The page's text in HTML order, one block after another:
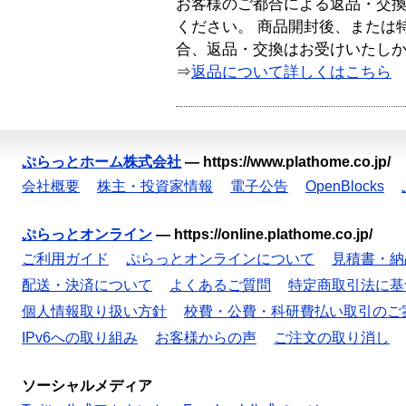
お客様のご都合による返品・交
ください。 商品開封後、または
合、返品・交換はお受けいたし
⇒返品について詳しくはこちら
ぷらっとホーム株式会社 — https://www.plathome.co.jp/
会社概要
株主・投資家情報 電子公告 OpenBlocks
ぷらっとオンライン — https://online.plathome.co.jp/
ご利用ガイド
ぷらっとオンラインについて
見積書・
配送・決済について
よくあるご質問
特定商取引法に
個人情報取り扱い方針
校費・公費・科研費払い取引のご
IPv6への取り組み
お客様からの声 ご注文の取り消し
ソーシャルメディア